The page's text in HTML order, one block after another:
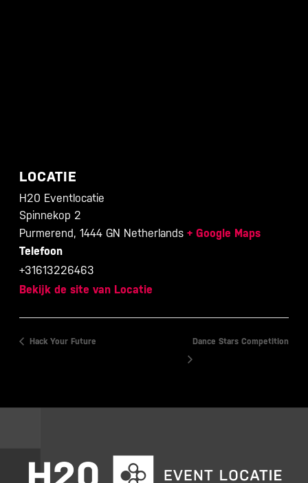
LOCATIE
H20 Eventlocatie
Spinnekop 2
Purmerend, 1444 GN Netherlands + Google Maps
Telefoon
+31613226463
Bekijk de site van Locatie
Hack Your Future Dance Stars Competition